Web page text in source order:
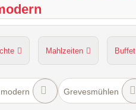
Mahlzeiten Buffet
Sitzplätze im Freien
Grevesmühlen